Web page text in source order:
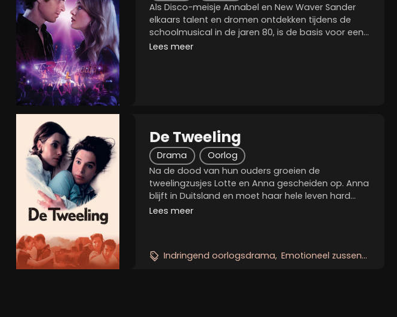
Als Disco-meisje Annabel en New Waver Sander
elkaars talent en dromen ontdekken tijdens de
schoolmusical in de jaren 80, is de basis voor een
muzikale samenwerking gelegd. Maar hun ambities
Lees meer
De Tweeling
Drama
Oorlog
Na de dood van hun ouders groeien de
tweelingzusjes Lotte en Anna gescheiden op. Anna
blijft in Duitsland en moet haar hele leven hard
werken voor anderen. Lotte verhuist naar een
Lees meer
Indringend oorlogsdrama Emotioneel zussenverhaal